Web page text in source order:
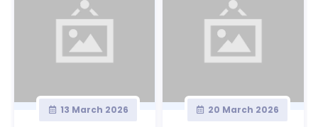
13 March 2026 20 March 2026